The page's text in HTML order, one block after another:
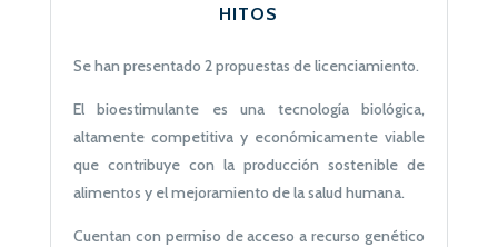
HITOS
Se han presentado 2 propuestas de licenciamiento.
El bioestimulante es una tecnología biológica,
altamente competitiva y económicamente viable
que contribuye con la producción sostenible de
alimentos y el mejoramiento de la salud humana.
Cuentan con permiso de acceso a recurso genético